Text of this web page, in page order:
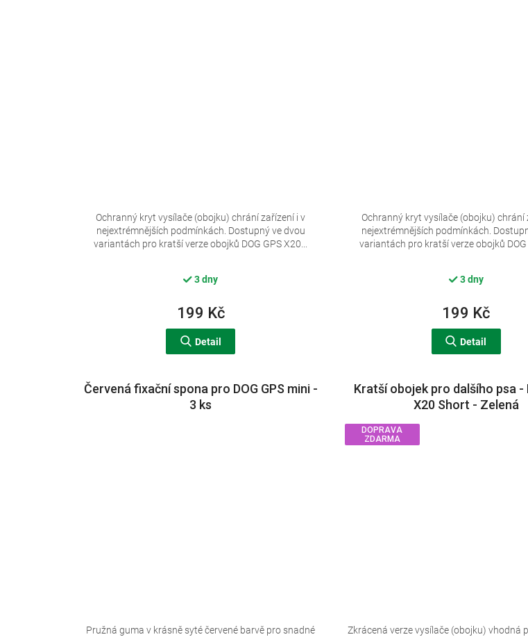
3 dny
199 Kč
Detail
Ochranný kryt vysílače (obojku) chrání zařízení i v
nejextrémnějších podmínkách. Dostupný ve dvou
variantách pro kratší verze obojků DOG GPS X20...
3 dny
199 Kč
Detail
Ochranný kryt vysílače (obojku) chrání
nejextrémnějších podmínkách.
variantách pro kratší verze obojků DOG
Červená fixační spona pro DOG GPS mini -
3 ks
Pružná guma v krásně syté červené barvě pro snadné
DOPRAVA
ZDARMA
Kratší obojek pro dalšího psa -
X20 Short - Zelená
Zkrácená verze vysílače (obojku) vhodná